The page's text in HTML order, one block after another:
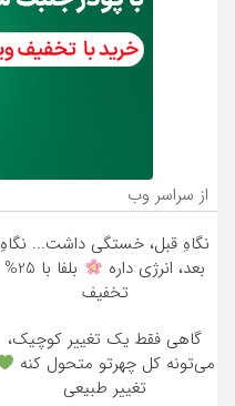
از سراسر وب
نگاهِ قبل، خستگی داشت... نگاهِ
بعد، انرژی داره
بلفا با 25%
تخفیف
گاهی فقط یک تغییر کوچیک،
می‌تونه کل چهرتو متحول کنه
تغییر طبیعی